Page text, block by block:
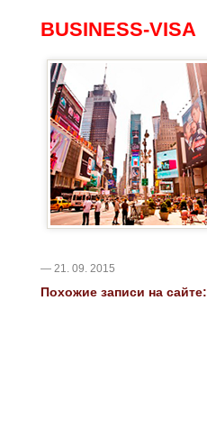
BUSINESS-VISA
— 21. 09. 2015
Похожие записи на сайте: